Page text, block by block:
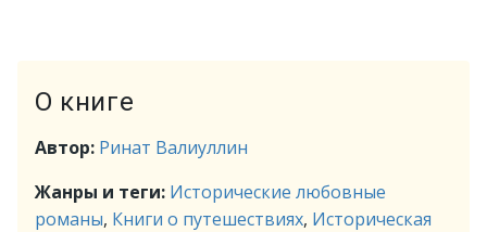
О книге
Автор: Ринат Валиуллин
Жанры и теги: Исторические любовные
романы, Книги о путешествиях, Историческая